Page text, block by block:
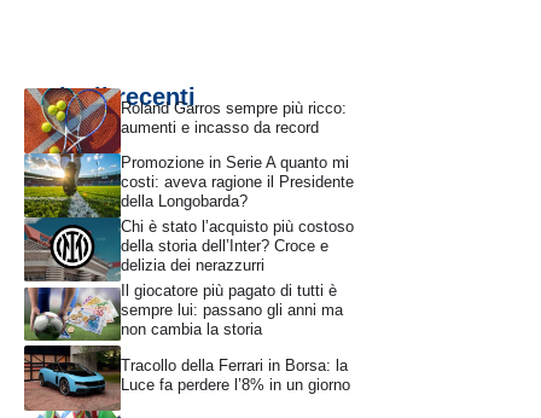
Articoli recentiRoland Garros sempre più ricco:
aumenti e incasso da record
Promozione in Serie A quanto mi
costi: aveva ragione il Presidente
della Longobarda?
Chi è stato l’acquisto più costoso
della storia dell’Inter? Croce e
delizia dei nerazzurri
Il giocatore più pagato di tutti è
sempre lui: passano gli anni ma
non cambia la storia
Tracollo della Ferrari in Borsa: la
Luce fa perdere l’8% in un giorno